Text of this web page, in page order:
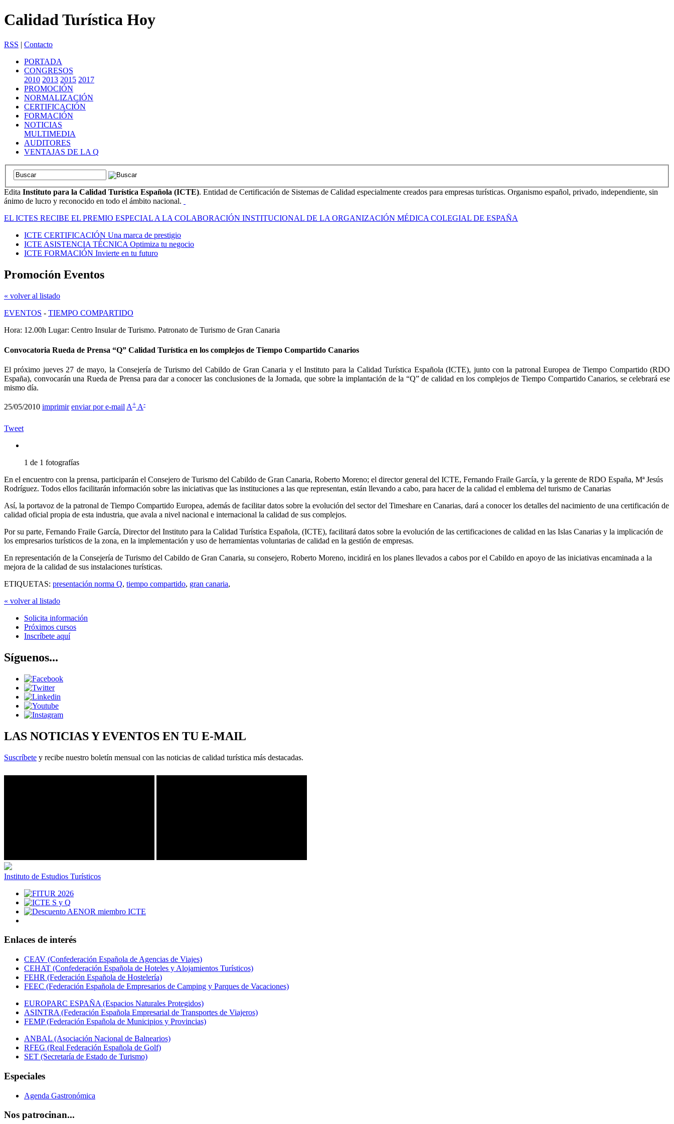
Calidad Turística Hoy
RSS | Contacto
PORTADA
CONGRESOS
2010 2013 2015 2017
PROMOCIÓN
NORMALIZACIÓN
CERTIFICACIÓN
FORMACIÓN
NOTICIAS
MULTIMEDIA
AUDITORES
VENTAJAS DE LA Q
Edita Instituto para la Calidad Turística Española (ICTE). Entidad de Certificación de Sistemas de Calidad especialmente creados para empresas turísticas. Organismo español, privado, independiente, sin
ánimo de lucro y reconocido en todo el ámbito nacional.
EL ICTES RECIBE EL PREMIO ESPECIAL A LA COLABORACIÓN INSTITUCIONAL DE LA ORGANIZACIÓN MÉDICA COLEGIAL DE ESPAÑA
ICTE CERTIFICACIÓN Una marca de prestigio
ICTE ASISTENCIA TÉCNICA Optimiza tu negocio
ICTE FORMACIÓN Invierte en tu futuro
Promoción Eventos
« volver al listado
EVENTOS - TIEMPO COMPARTIDO
Hora: 12.00h Lugar: Centro Insular de Turismo. Patronato de Turismo de Gran Canaria
Convocatoria Rueda de Prensa “Q” Calidad Turística en los complejos de Tiempo Compartido Canarios
El próximo jueves 27 de mayo, la Consejería de Turismo del Cabildo de Gran Canaria y el Instituto para la Calidad Turística Española (ICTE), junto con la patronal Europea de Tiempo Compartido (RDO
España), convocarán una Rueda de Prensa para dar a conocer las conclusiones de la Jornada, que sobre la implantación de la “Q” de calidad en los complejos de Tiempo Compartido Canarios, se celebrará ese
mismo día.
25/05/2010 imprimir enviar por e-mail A+ A-
Tweet
1 de 1 fotografías
En el encuentro con la prensa, participarán el Consejero de Turismo del Cabildo de Gran Canaria, Roberto Moreno; el director general del ICTE, Fernando Fraile García, y la gerente de RDO España, Mª Jesús
Rodríguez. Todos ellos facilitarán información sobre las iniciativas que las instituciones a las que representan, están llevando a cabo, para hacer de la calidad el emblema del turismo de Canarias
Así, la portavoz de la patronal de Tiempo Compartido Europea, además de facilitar datos sobre la evolución del sector del Timeshare en Canarias, dará a conocer los detalles del nacimiento de una certificación de
calidad oficial propia de esta industria, que avala a nivel nacional e internacional la calidad de sus complejos.
Por su parte, Fernando Fraile García, Director del Instituto para la Calidad Turística Española, (ICTE), facilitará datos sobre la evolución de las certificaciones de calidad en las Islas Canarias y la implicación de
los empresarios turísticos de la zona, en la implementación y uso de herramientas voluntarias de calidad en la gestión de empresas.
En representación de la Consejería de Turismo del Cabildo de Gran Canaria, su consejero, Roberto Moreno, incidirá en los planes llevados a cabos por el Cabildo en apoyo de las iniciativas encaminada a la
mejora de la calidad de sus instalaciones turísticas.
ETIQUETAS: presentación norma Q, tiempo compartido, gran canaria,
« volver al listado
Solicita información
Próximos cursos
Inscríbete aquí
Síguenos...
LAS NOTICIAS Y EVENTOS EN TU E-MAIL
Suscríbete y recibe nuestro boletín mensual con las noticias de calidad turística más destacadas.
Instituto de Estudios Turísticos
Enlaces de interés
CEAV (Confederación Española de Agencias de Viajes)
CEHAT (Confederación Española de Hoteles y Alojamientos Turísticos)
FEHR (Federación Española de Hostelería)
FEEC (Federación Española de Empresarios de Camping y Parques de Vacaciones)
EUROPARC ESPAÑA (Espacios Naturales Protegidos)
ASINTRA (Federación Española Empresarial de Transportes de Viajeros)
FEMP (Federación Española de Municipios y Provincias)
ANBAL (Asociación Nacional de Balnearios)
RFEG (Real Federación Española de Golf)
SET (Secretaría de Estado de Turismo)
Especiales
Agenda Gastronómica
Nos patrocinan...